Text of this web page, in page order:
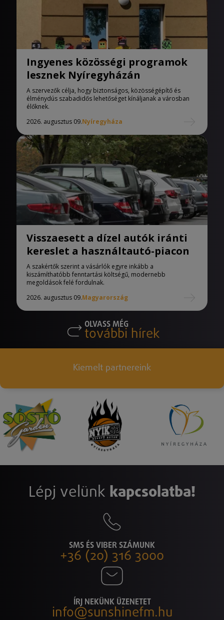
Ingyenes közösségi programok
lesznek Nyíregyházán
A szervezők célja, hogy biztonságos, közösségépítő és
élménydús szabadidős lehetőséget kínáljanak a városban
élőknek.
2026. augusztus 09.Nyíregyháza
Visszaesett a dízel autók iránti
kereslet a használtautó-piacon
A szakértők szerint a vásárlók egyre inkább a
kiszámíthatóbb fenntartási költségű, modernebb
megoldások felé fordulnak.
2026. augusztus 09.Magyarország
OLVASS MÉG
további hírek
Kiemelt partnereink
Lépj velünk kapcsolatba!
SMS ÉS VIBER SZÁMUNK
+36 (20) 316 3000
ÍRJ NEKÜNK ÜZENETET
info@sunshinefm.hu